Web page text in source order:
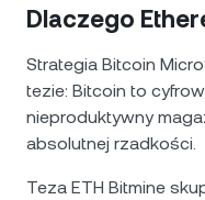
Dlaczego
Strategia Bitcoin
tezie: Bitcoin to
nieproduktywny
absolutnej rzadkości.
Teza ETH Bitmine